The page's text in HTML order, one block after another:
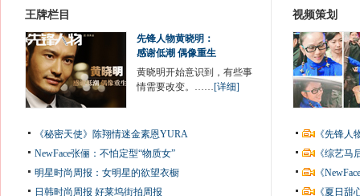
王牌栏目
先锋人物黄晓明：
感谢低潮 偶像重生
黄晓明开始意识到，有些事
情需要改变。……[详细]
《秘密天使》陈翔情迷金素恩YURA
NewFace张俪：不怕定型“物质女”
明星时尚周报：女明星的欲望衣橱
日韩时尚周报 好莱坞街拍周报
视频策划
《先锋
《综艺
《
《夏日